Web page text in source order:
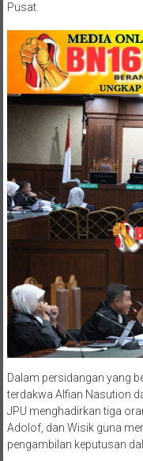
Pusat.
Dalam persidangan yang
terdakwa Alfian Nasution
JPU menghadirkan tiga
Adolof, dan Wisik guna
pengambilan keputusan